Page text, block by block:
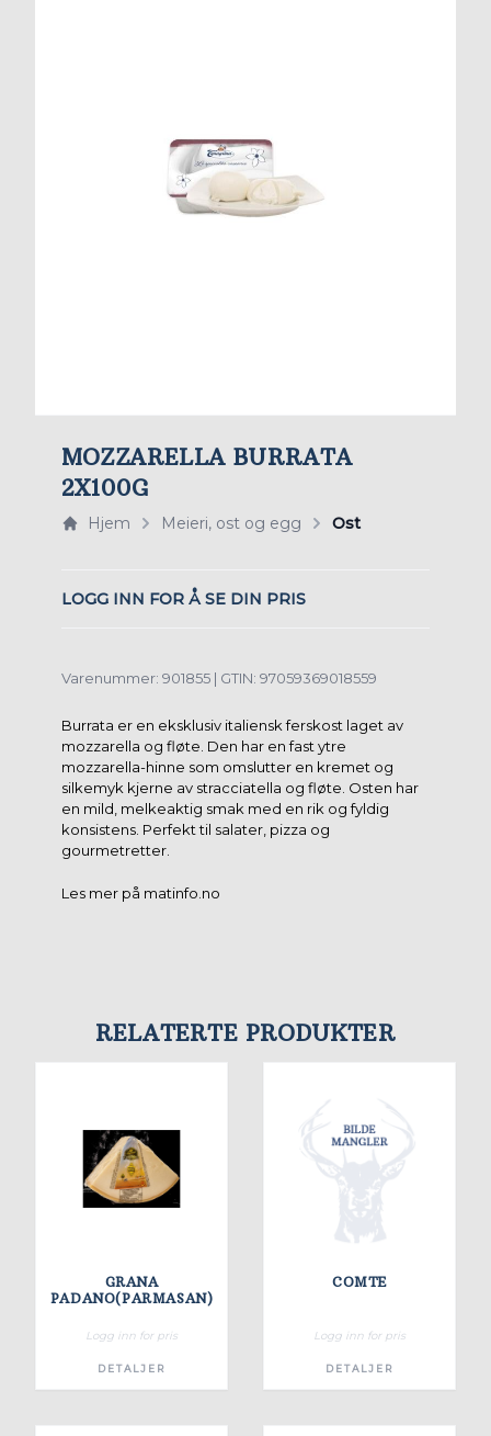
MOZZARELLA BURRATA
2X100G
Hjem Meieri, ost og egg Ost
LOGG INN FOR Å SE DIN PRIS
Varenummer: 901855 | GTIN: 97059369018559
Burrata er en eksklusiv italiensk ferskost laget av
mozzarella og fløte. Den har en fast ytre
mozzarella-hinne som omslutter en kremet og
silkemyk kjerne av stracciatella og fløte. Osten har
en mild, melkeaktig smak med en rik og fyldig
konsistens. Perfekt til salater, pizza og
gourmetretter.
Les mer på matinfo.no
RELATERTE PRODUKTER
GRANA
PADANO(PARMASAN)
Logg inn for pris
DETALJER
COMTE
Logg inn for pris
DETALJER